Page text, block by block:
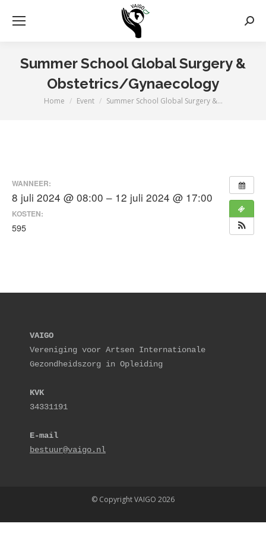
Summer School Global Surgery &
Obstetrics/Gynaecology
Je bent hier:
Home Event Summer School Global Surgery &…
WANNEER:
8 juli 2024 @ 08:00 – 12 juli 2024 @ 17:00
KOSTEN:
595
VAIGO
Vereniging voor Artsen Internationale
Gezondheidszorg in Opleiding
KVK
34331191
E-mail
bestuur@vaigo.nl
© Copyright VAIGO 2026